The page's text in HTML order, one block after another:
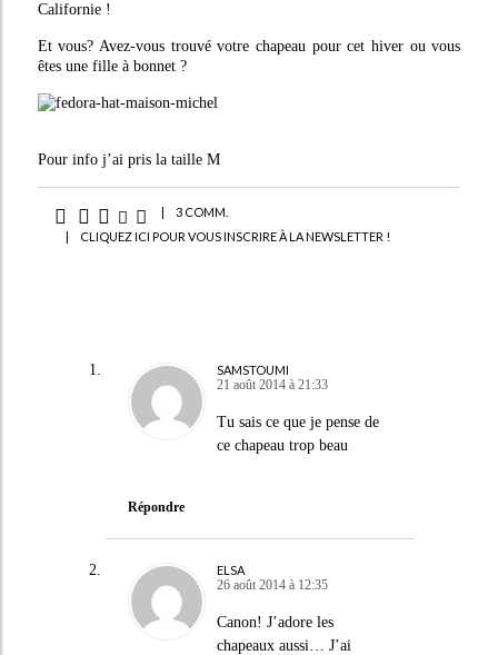
Californie !
Et vous? Avez-vous trouvé votre chapeau pour cet hiver ou vous
êtes une fille à bonnet ?
Pour info j’ai pris la taille M
|
3 COMM.
|
CLIQUEZ ICI POUR VOUS INSCRIRE À LA NEWSLETTER !
SAMSTOUMI
21 août 2014 à 21:33
Tu sais ce que je pense de
ce chapeau trop beau
Répondre
ELSA
26 août 2014 à 12:35
Canon! J’adore les
chapeaux aussi… J’ai